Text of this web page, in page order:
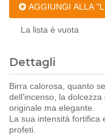
AGGIUNGI ALLA
La lista è vuota
Dettagli
Birra calorosa, quanto
dell'incenso, la dolcezza
originale ma elegante.
La sua intensità fortifica
profeti.